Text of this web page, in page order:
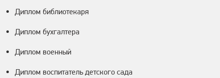
Диплом библиотекаря
Диплом бухгалтера
Диплом военный
Диплом воспитатель детского сада